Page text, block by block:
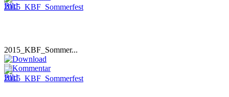
2015_KBF_Sommer...